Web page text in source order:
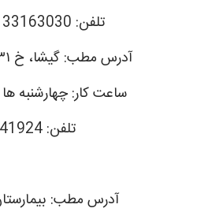
تلفن: 33163030 – 33181130
آدرس مطب: گیشا، خ ۳۱، پلاک ۱۲، زنگ اول
ساعت کار: چهارشنبه ها ۴ تا ۸ بعد از ظهر –
تلفن: 09108541924
آدرس مطب: